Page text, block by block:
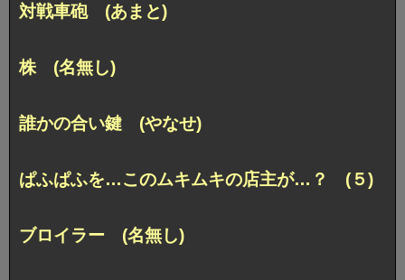
対戦車砲 (あまと)
株 (名無し)
誰かの合い鍵 (やなせ)
ぱふぱふを…このムキムキの店主が…？ (５)
ブロイラー (名無し)